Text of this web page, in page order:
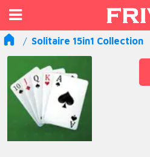
Solitaire 15in1 Collection